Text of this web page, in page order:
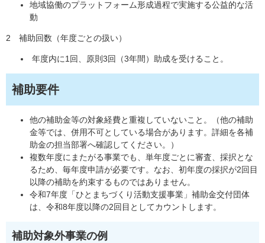
地域協働のプラットフォーム形成過程で実施する公益的な活
動
2 補助回数（年度ごとの扱い）
年度内に1回、原則3回（3年間）助成を受けること。
補助要件
他の補助金等の対象経費と重複していないこと。（他の補助
金等では、併用不可としている場合があります。詳細を各補
助金の担当部署へ確認してください。）
複数年度にまたがる事業でも、単年度ごとに審査、採択とな
るため、毎年度申請が必要です。なお、初年度の採択が2回目
以降の補助を約束するものではありません。
令和7年度「ひとまちづくり活動支援事業」補助金交付団体
は、令和8年度以降の2回目としてカウントします。
補助対象外事業の例